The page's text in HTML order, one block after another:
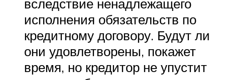
вследствие ненадлежащего
исполнения обязательств по
кредитному договору. Будут ли
они удовлетворены, покажет
время, но кредитор не упустит